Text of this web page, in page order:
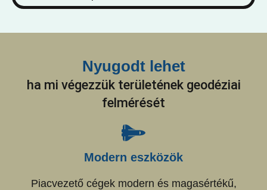
Nyugodt lehet
ha mi végezzük területének geodéziai
felmérését
Modern eszközök
Piacvezető cégek modern és magasértékű,